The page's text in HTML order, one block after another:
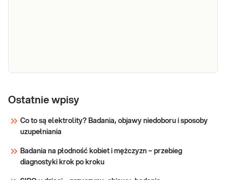
każdego
Wskazany: → Profilaktycznie, do oceny stanu
Do wykonania pakietu badań niezbędna jest
Ostatnie wpisy
Co to są elektrolity? Badania, objawy niedoboru i sposoby
uzupełniania
Badania na płodność kobiet i mężczyzn – przebieg
diagnostyki krok po kroku